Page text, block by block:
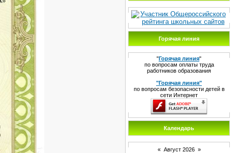
Горячая линия
"Горячая линия"
по вопросам оплаты труда
работников образования
"Горячая линия"
по вопросам безопасности детей в
сети Интернет
Календарь
« Август 2026 »